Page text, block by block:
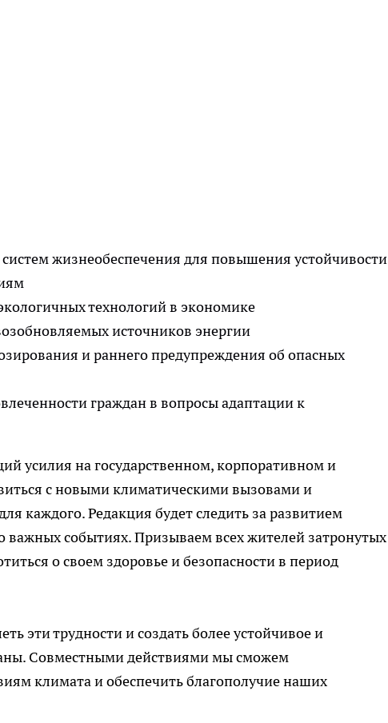
жизнеобеспечения для повышения устойчивости
технологий в экономике
источников энергии
и раннего предупреждения об опасных
граждан в вопросы адаптации к
усилия на государственном, корпоративном и
с новыми климатическими вызовами и
каждого. Редакция будет следить за развитием
важных событиях. Призываем всех жителей затронутых
о своем здоровье и безопасности в период
эти трудности и создать более устойчивое и
Совместными действиями мы сможем
климата и обеспечить благополучие наших